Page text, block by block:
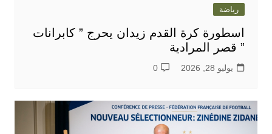
رياضة
اسطورة كرة القدم زيدان يحرج ” كابرانات
” قصر المرادية
يوليو 28, 2026 0